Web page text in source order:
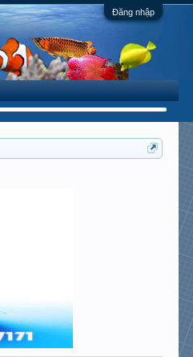
Đăng nhập